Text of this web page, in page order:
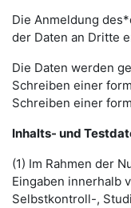
Die Anmeldung
der Daten an Dritte
Die Daten werden
Schreiben einer
Schreiben einer
Inhalts- und
(1) Im Rahmen der
Eingaben innerhalb
Selbstkontroll-,